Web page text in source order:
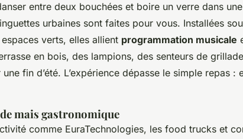
entre deux bouchées et boire un verre dans
urbaines sont faites pour vous. Installées
verts, elles allient programmation musicale
en bois, des lampions, des senteurs de grillade
fin d’été. L’expérience dépasse le simple repas :
mais gastronomique
comme EuraTechnologies, les food trucks et